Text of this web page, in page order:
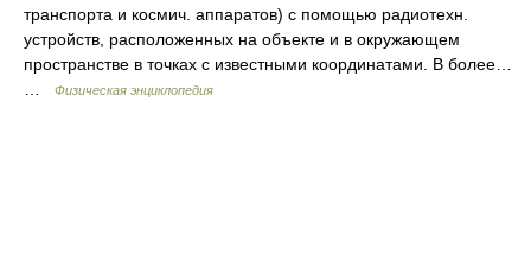
транспорта и космич. аппаратов) с помощью радиотехн.
устройств, расположенных на объекте и в окружающем
пространстве в точках с известными координатами. В более…
Физическая энциклопедия